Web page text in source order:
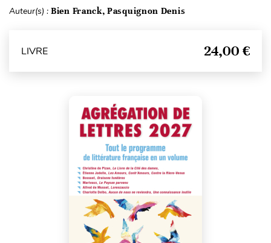
Auteur(s) : Bien Franck, Pasquignon Denis
LIVRE 24,00 €